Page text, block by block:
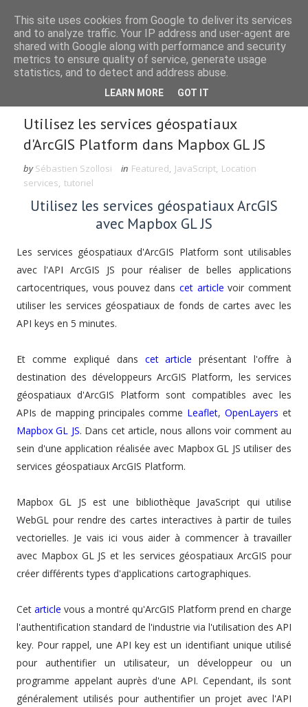
Rechercher dans le blog
Utilisez les services géospatiaux
d'ArcGIS Platform dans Mapbox GL JS
by Sébastien Szollosi in Featured, JavaScript, Location
services, tutoriel
Utilisez les services géospatiaux ArcGIS
avec Mapbox GL JS
Les services géospatiaux d'ArcGIS Platform sont utilisables
avec l'API ArcGIS JS pour réaliser de belles applications
cartocentriques, vous pouvez dans cet article voir comment
utiliser les services géospatiaux de fonds de cartes avec les
API keys en 5 minutes.
Et comme expliqué dans cet article présentant l'offre à
destination des développeurs ArcGIS Platform, les services
géospatiaux d'ArcGIS Platform sont compatibles avec les
APIs de mapping principales comme Leaflet,OpenLayers et
Mapbox GL JS. Dans cet article, nous allons voir comment au
sein d'une application réalisée avec Mapbox GL JS utiliser des
services géospatiaux ArcGIS Platform.
Mapbox GL JS est une bibliothèque JavaScript qui utilise
WebGL pour rendre des cartes interactives à partir de tuiles
vectorielles. Je vais ici vous aider à commencer à travailler
avec Mapbox GL JS et les services géospatiaux ArcGIS pour
créer différents types d'applications cartographiques.
Cetarticle vous a montré qu'ArcGIS Platform prend en charge
l'authentification standard de l'industrie via l'utilisation des API
key. Pour rappel, une API key est un identifiant unique utilisé
pour authentifier un utilisateur, un développeur ou un
programme appelant auprès d'une API. Cependant, ils sont
généralement utilisés pour authentifier un projet avec l'API
This site uses cookies from Google to deliver its services
and to analyze traffic. Your IP address and user-agent are
shared with Google along with performance and security
metrics to ensure quality of service, generate usage
statistics, and to detect and address abuse.
LEARN MORE GOT IT